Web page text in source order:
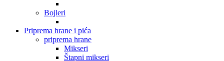
Bojleri
Priprema hrane i pića
priprema hrane
Mikseri
Štapni mikseri